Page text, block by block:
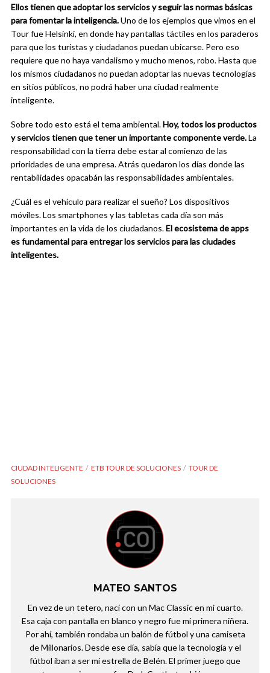
Ellos tienen que adoptar los servicios y seguir las normas básicas
para fomentar la inteligencia.Uno de los ejemplos que vimos en el
Tour fue Helsinki, en donde hay pantallas táctiles en los paraderos
para que los turistas y ciudadanos puedan ubicarse. Pero eso
requiere que no haya vandalismo y mucho menos, robo. Hasta que
los mismos ciudadanos no puedan adoptar las nuevas tecnologías
en sitios públicos, no podrá haber una ciudad realmente
inteligente.
Sobre todo esto está el tema ambiental.Hoy, todos los productos
y servicios tienen que tener un importante componente verde.La
responsabilidad con la tierra debe estar al comienzo de las
prioridades de una empresa. Atrás quedaron los días donde las
rentabilidades opacabán las responsabilidades ambientales.
¿Cuál es el vehículo para realizar el sueño? Los dispositivos
móviles. Los smartphones y las tabletas cada día son más
importantes en la vida de los ciudadanos.El ecosistema de apps
es fundamental para entregar los servicios para las ciudades
inteligentes.
CIUDAD INTELIGENTE ETB TOUR DE SOLUCIONES
TOUR DE
SOLUCIONES
MATEO SANTOS
En vez de un tetero, nací con un Mac Classic en mi cuarto.
Esa caja con pantalla en blanco y negro fue mi primera niñera.
Por ahí, también rondaba un balón de fútbol y una camiseta
de Millonarios. Desde ese día, sabía que la tecnología y el
fútbol iban a ser mi estrella de Belén. El primer juego que